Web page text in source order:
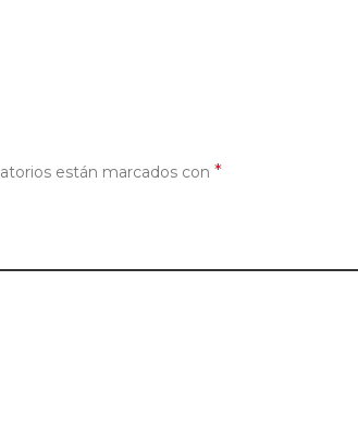
están marcados con *